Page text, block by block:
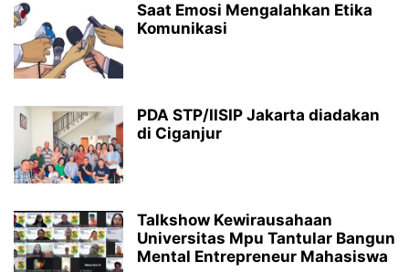
Saat Emosi Mengalahkan Etika
Komunikasi
PDA STP/IISIP Jakarta diadakan
di Ciganjur
Talkshow Kewirausahaan
Universitas Mpu Tantular Bangun
Mental Entrepreneur Mahasiswa